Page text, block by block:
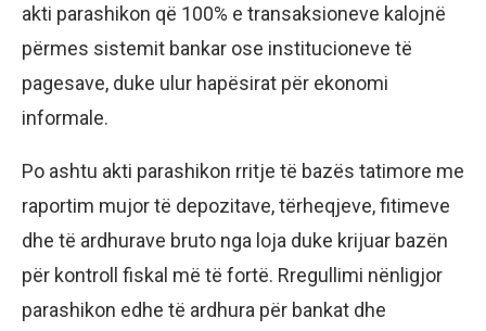
akti parashikon që 100% e transaksioneve kalojnë
përmes sistemit bankar ose institucioneve të
pagesave, duke ulur hapësirat për ekonomi
informale.
Po ashtu akti parashikon rritje të bazës tatimore me
raportim mujor të depozitave, tërheqjeve, fitimeve
dhe të ardhurave bruto nga loja duke krijuar bazën
për kontroll fiskal më të fortë. Rregullimi nënligjor
parashikon edhe të ardhura për bankat dhe